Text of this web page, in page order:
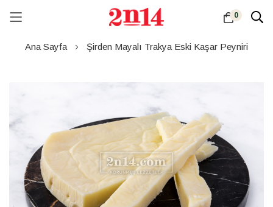
0
Ana Sayfa Şirden Mayalı Trakya Eski Kaşar Peyniri